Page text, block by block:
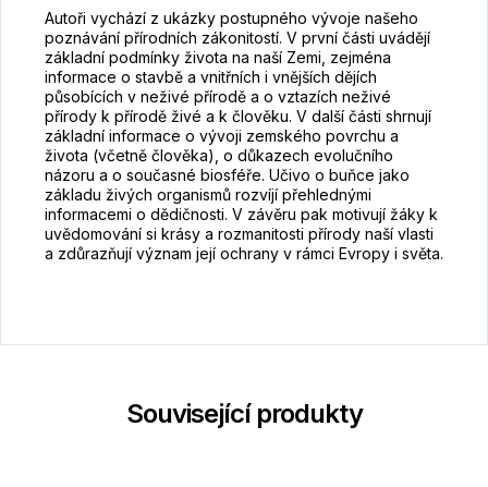
Autoři vychází z ukázky postupného vývoje našeho
poznávání přírodních zákonitostí. V první části uvádějí
základní podmínky života na naší Zemi, zejména
informace o stavbě a vnitřních i vnějších dějích
působících v neživé přírodě a o vztazích neživé
přírody k přírodě živé a k člověku. V další části shrnují
základní informace o vývoji zemského povrchu a
života (včetně člověka), o důkazech evolučního
názoru a o současné biosféře. Učivo o buňce jako
základu živých organismů rozvíjí přehlednými
informacemi o dědičnosti. V závěru pak motivují žáky k
uvědomování si krásy a rozmanitosti přírody naší vlasti
a zdůrazňují význam její ochrany v rámci Evropy i světa.
Související produkty